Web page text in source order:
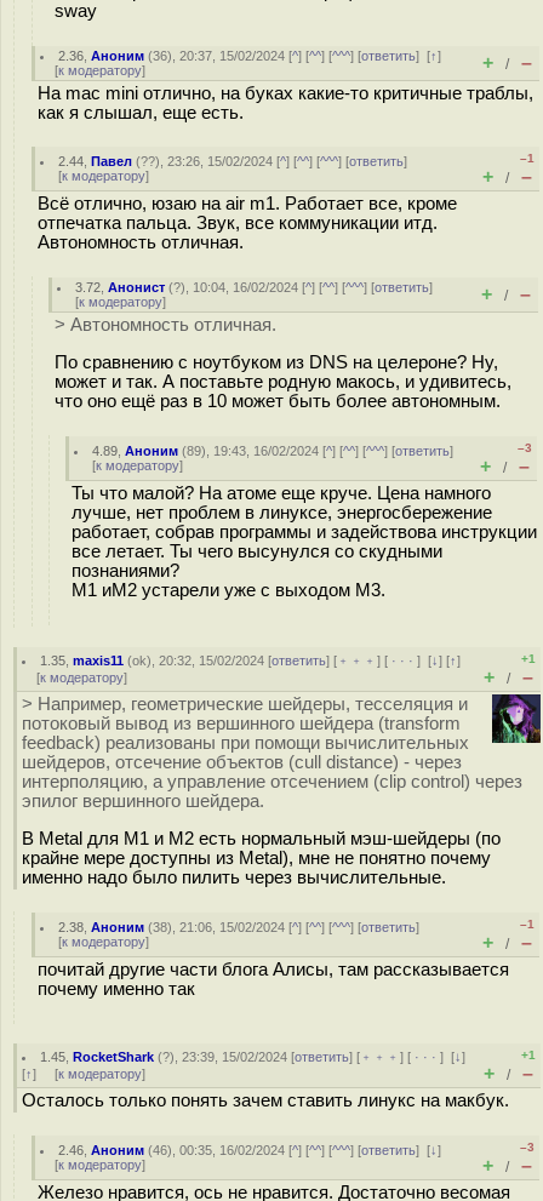
sway
2.36 ,Аноним (36), 20:37, 15/02/2024 [^] [^^] [^^^] [ответить][↑]
[к модератору] + / –
На mac mini отлично, на буках какие-то критичные траблы,
как я слышал, еще есть.
2.44 ,Павел (??), 23:26, 15/02/2024 [^] [^^] [^^^] [ответить]
[к модератору]
–1
+ / –
Всё отлично, юзаю на air m1. Работает все, кроме
отпечатка пальца. Звук, все коммуникации итд.
Автономность отличная.
3.72 ,Анонист (?), 10:04, 16/02/2024 [^] [^^] [^^^] [ответить]
[к модератору] + / –
> Автономность отличная.
По сравнению с ноутбуком из DNS на целероне? Ну,
может и так. А поставьте родную макось, и удивитесь,
что оно ещё раз в 10 может быть более автономным.
4.89 ,Аноним (89), 19:43, 16/02/2024 [^] [^^] [^^^] [ответить]
[к модератору]
–3
+ / –
Ты что малой? На атоме еще круче. Цена намного
лучше, нет проблем в линуксе, энергосбережение
работает, собрав программы и задействова инструкции
все летает. Ты чего высунулся со скудными
познаниями?
М1 иМ2 устарели уже с выходом М3.
1.35 ,maxis11 (ok), 20:32, 15/02/2024 [ответить] [ ﹢﹢﹢] [ · · ·][↓] [↑]
[к модератору]
+1
+ / –
> Например, геометрические шейдеры, тесселяция и
потоковый вывод из вершинного шейдера (transform
feedback) реализованы при помощи вычислительных
шейдеров, отсечение объектов (cull distance) - через
интерполяцию, а управление отсечением (clip control) через
эпилог вершинного шейдера.
В Metal для M1 и M2 есть нормальный мэш-шейдеры (по
крайне мере доступны из Metal), мне не понятно почему
именно надо было пилить через вычислительные.
2.38 ,Аноним (38), 21:06, 15/02/2024 [^] [^^] [^^^] [ответить]
[к модератору]
–1
+ / –
почитай другие части блога Алисы, там рассказывается
почему именно так
1.45 ,RocketShark (?), 23:39, 15/02/2024 [ответить] [ ﹢﹢﹢] [ · · ·][↓]
[↑] [к модератору]
+1
+ / –
Осталось только понять зачем ставить линукс на макбук.
2.46 ,Аноним (46), 00:35, 16/02/2024 [^] [^^] [^^^] [ответить][↓]
[к модератору]
–3
+ / –
Железо нравится, ось не нравится. Достаточно весомая